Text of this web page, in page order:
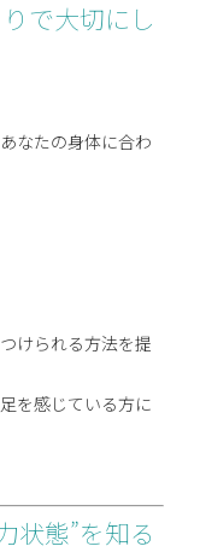
で大切にし
なたの身体に合わ
けられる方法を提
を感じている方に
状態”を知る